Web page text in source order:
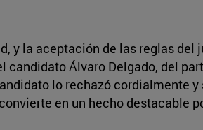
la aceptación de las reglas del
Álvaro Delgado, del
lo rechazó cordialmente
en un hecho destacable